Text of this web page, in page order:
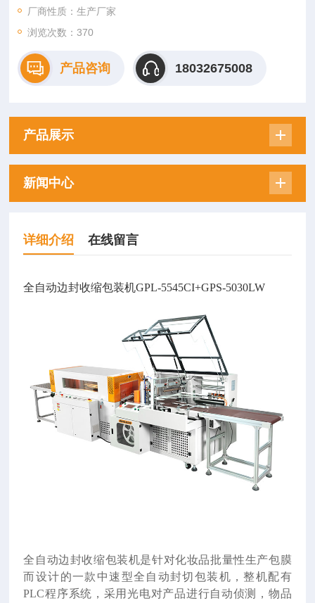
厂商性质：生产厂家
浏览次数：370
产品咨询 18032675008
产品展示
新闻中心
详细介绍 在线留言
全自动边封收缩包装机GPL-5545CI+GPS-5030LW
全自动边封收缩包装机是针对化妆品批量性生产包膜
而设计的一款中速型全自动封切包装机，整机配有
PLC程序系统，采用光电对产品进行自动侦测，物品